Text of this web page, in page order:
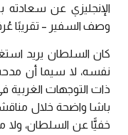
الإنجليزي عن سعادته
وصف السفير – تقريبًا
كان السلطان يريد
نفسه، لا سيما أن
ذات التوجهات الغربية
باشا واضحة خلال
خفيًّا عن السلطان، ولا